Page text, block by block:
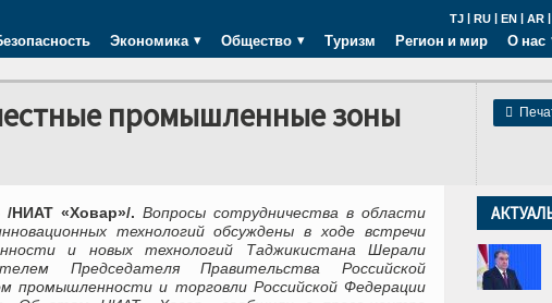
TJ | RU | EN | AR |
Экономика Общество Туризм Регион и мир О нас

промышленные зоны
НИАТ «Ховар»/. Вопросы сотрудничества в области
технологий обсуждены в ходе встречи
и новых технологий Таджикистана Шерали
Председателя Правительства Российской
промышленности и торговли Российской Федерации